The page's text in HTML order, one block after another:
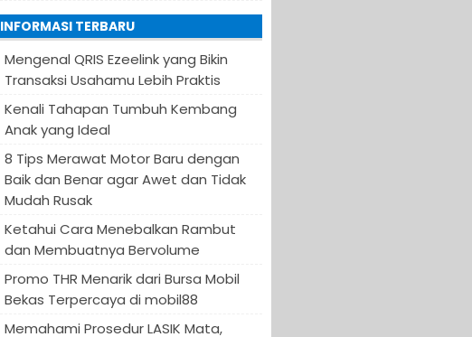
INFORMASI TERBARU
Mengenal QRIS Ezeelink yang Bikin
Transaksi Usahamu Lebih Praktis
Kenali Tahapan Tumbuh Kembang
Anak yang Ideal
8 Tips Merawat Motor Baru dengan
Baik dan Benar agar Awet dan Tidak
Mudah Rusak
Ketahui Cara Menebalkan Rambut
dan Membuatnya Bervolume
Promo THR Menarik dari Bursa Mobil
Bekas Terpercaya di mobil88
Memahami Prosedur LASIK Mata,